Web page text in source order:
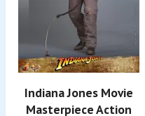
Indiana Jones Movie
Masterpiece Action